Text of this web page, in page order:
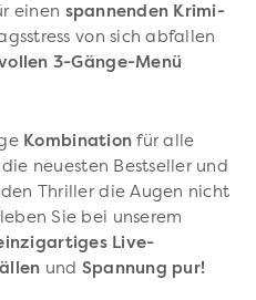
einen spannenden Krimi-
von sich abfallen
3-Gänge-Menü
Kombination für alle
neuesten Bestseller und
Thriller die Augen nicht
Sie bei unserem
Live-
und Spannung pur!